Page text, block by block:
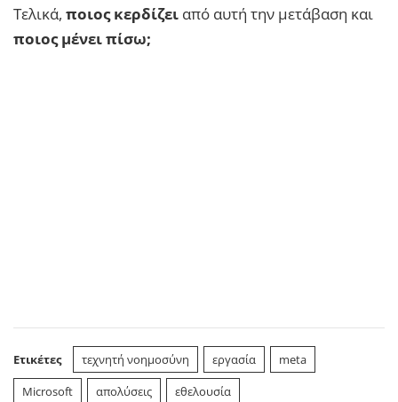
Τελικά, ποιος κερδίζει από αυτή την μετάβαση και
ποιος μένει πίσω;
Ετικέτες τεχνητή νοημοσύνη εργασία
meta
Microsoft
απολύσεις εθελουσία